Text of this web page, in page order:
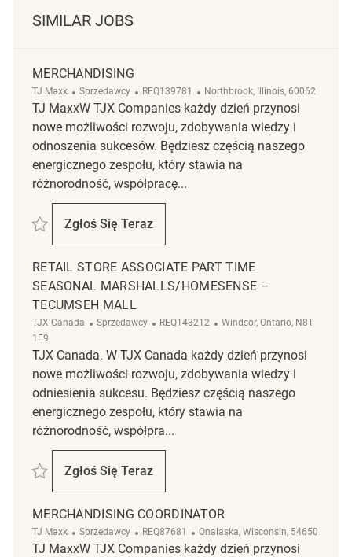
SIMILAR JOBS
MERCHANDISING
TJ Maxx Kategoria
Sprzedawcy ReqId
REQ139781 Lokalizacja
Northbrook, Illinois, 60062
TJ MaxxW TJX Companies każdy dzień przynosi
nowe możliwości rozwoju, zdobywania wiedzy i
odnoszenia sukcesów. Będziesz częścią naszego
energicznego zespołu, który stawia na
różnorodność, współpracę...
Zapisać Merchandising REQ139781
Zgłoś Się Teraz
Merchandising
RETAIL STORE ASSOCIATE PART TIME
SEASONAL MARSHALLS/HOMESENSE –
TECUMSEH MALL
TJX Canada Kategoria
Sprzedawcy ReqId
REQ143212 Lokalizacja
Windsor, Ontario, N8T
1E9
TJX Canada. W TJX Canada każdy dzień przynosi
nowe możliwości rozwoju, zdobywania wiedzy i
odniesienia sukcesu. Będziesz częścią naszego
energicznego zespołu, który stawia na
różnorodność, współpra...
Zapisać Retail Store Associate Part Time Seasonal Marshalls/
Zgłoś Się Teraz
Retail Store Associate Part Time
MERCHANDISING COORDINATOR
TJ Maxx Kategoria
Sprzedawcy ReqId
REQ87681 Lokalizacja
Onalaska, Wisconsin, 54650
TJ MaxxW TJX Companies każdy dzień przynosi